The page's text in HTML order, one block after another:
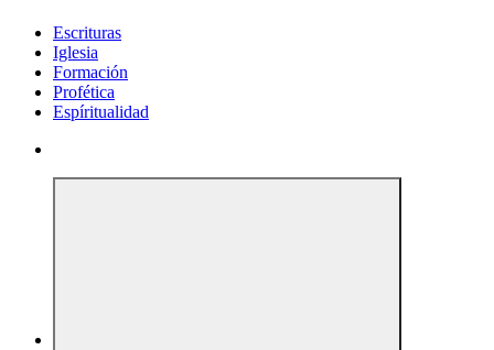
Escrituras
Iglesia
Formación
Profética
Espíritualidad